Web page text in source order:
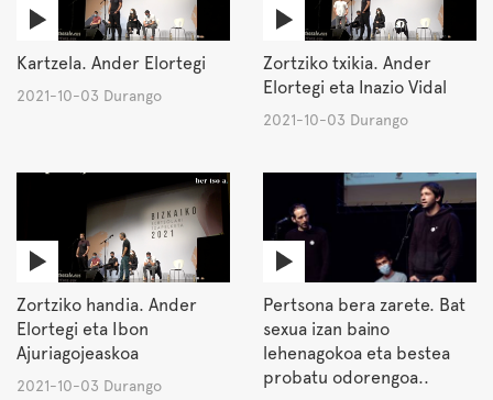
Kartzela. Ander Elortegi
2021-10-03 Durango
Zortziko txikia. Ander
Elortegi eta Inazio Vidal
2021-10-03 Durango
Zortziko handia. Ander
Elortegi eta Ibon
Ajuriagojeaskoa
2021-10-03 Durango
Pertsona bera zarete. Bat
sexua izan baino
lehenagokoa eta bestea
probatu odorengoa..